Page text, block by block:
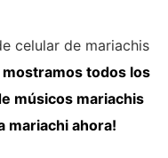
celular de mariachis
todos los
músicos mariachis
mariachi ahora!